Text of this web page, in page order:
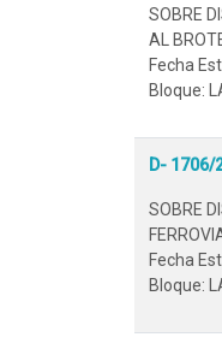
SOBRE
AL
Fecha
Bloque:
D-
SOBRE
Fecha
Bloque: